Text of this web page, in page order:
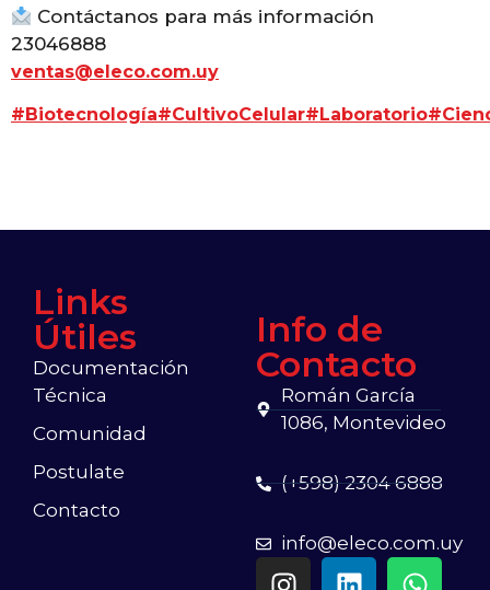
Contáctanos para más información
23046888
ventas@eleco.com.uy
#Biotecnología#CultivoCelular#Laboratorio
Links
Útiles
Documentación
Técnica
Comunidad
Postulate
Contacto
Info de
Contacto
Román García
1086, Montevideo
(+598) 2304 6888
info@eleco.com.uy